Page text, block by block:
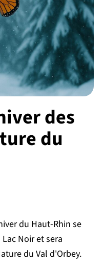
des
du
du Haut-Rhin se
Noir et sera
du Val d'Orbey.